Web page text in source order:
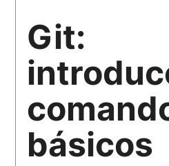
Git:
básicos